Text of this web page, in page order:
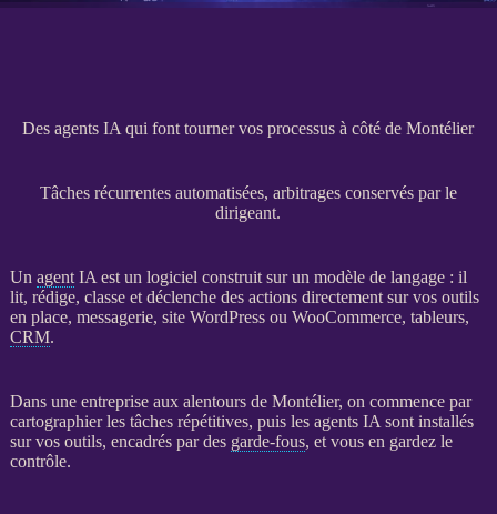
Des agents IA qui font tourner vos processus à côté de Montélier
Tâches récurrentes automatisées, arbitrages conservés par le
dirigeant.
Un agent IA est un logiciel construit sur un modèle de langage : il
lit, rédige, classe et déclenche des actions directement sur vos outils
en place, messagerie, site WordPressou WooCommerce, tableurs,
CRM.
Dans une entreprise aux alentours de Montélier, on commence par
cartographier les tâches répétitives, puis les agents IA sont installés
sur vos outils, encadrés par des garde-fous, et vous en gardez le
contrôle.